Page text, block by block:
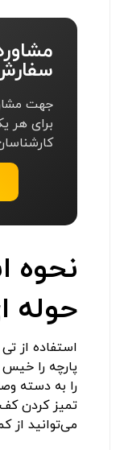
جهت
برای هر
نحوه
حوله
استفاده از
پارچه را
را به دسته
تمیز کردن
می‌توانید از